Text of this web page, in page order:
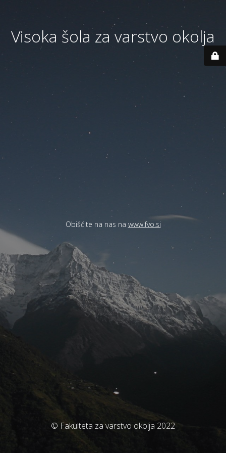
Visoka šola za varstvo okolja
Obiščite na nas na www.fvo.si
© Fakulteta za varstvo okolja 2022